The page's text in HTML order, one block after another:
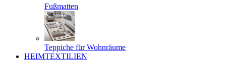
Fußmatten
Teppiche für Wohnräume
HEIMTEXTILIEN